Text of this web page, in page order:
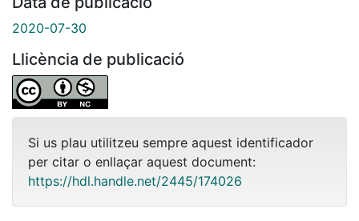
2020-07-30
Llicència de publicació
Si us plau utilitzeu sempre aquest identificador
per citar o enllaçar aquest document:
https://hdl.handle.net/2445/174026